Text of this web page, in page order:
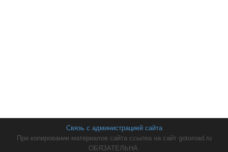
Связь с администрацией сайта
При копировании материалов сайта ссылка на сайт gotoroad.ru
ОБЯЗАТЕЛЬНА.